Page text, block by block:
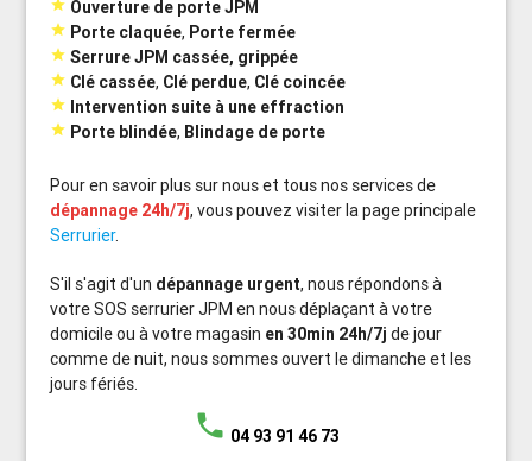
 Ouverture de porte JPM
 Porte claquée, Porte fermée
 Serrure JPM cassée, grippée
 Clé cassée, Clé perdue, Clé coincée
 Intervention suite à une effraction
 Porte blindée, Blindage de porte
Pour en savoir plus sur nous et tous nos services de
dépannage 24h/7j, vous pouvez visiter la page principale
Serrurier.
S'il s'agit d'un dépannage urgent, nous répondons à
votre SOS serrurier JPM en nous déplaçant à votre
domicile ou à votre magasin en 30min 24h/7j de jour
comme de nuit, nous sommes ouvert le dimanche et les
jours fériés.
phone 04 93 91 46 73